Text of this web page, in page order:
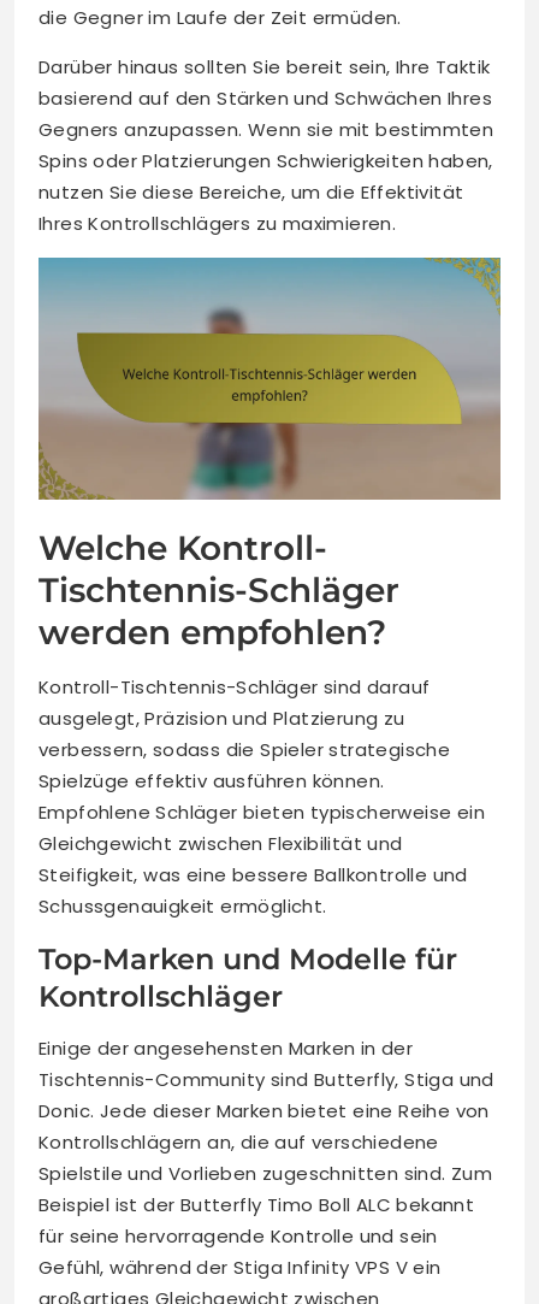
die Gegner im Laufe der Zeit ermüden.
Darüber hinaus sollten Sie bereit sein, Ihre Taktik
basierend auf den Stärken und Schwächen Ihres
Gegners anzupassen. Wenn sie mit bestimmten
Spins oder Platzierungen Schwierigkeiten haben,
nutzen Sie diese Bereiche, um die Effektivität
Ihres Kontrollschlägers zu maximieren.
Welche Kontroll-
Tischtennis-Schläger
werden empfohlen?
Kontroll-Tischtennis-Schläger sind darauf
ausgelegt, Präzision und Platzierung zu
verbessern, sodass die Spieler strategische
Spielzüge effektiv ausführen können.
Empfohlene Schläger bieten typischerweise ein
Gleichgewicht zwischen Flexibilität und
Steifigkeit, was eine bessere Ballkontrolle und
Schussgenauigkeit ermöglicht.
Top-Marken und Modelle für
Kontrollschläger
Einige der angesehensten Marken in der
Tischtennis-Community sind Butterfly, Stiga und
Donic. Jede dieser Marken bietet eine Reihe von
Kontrollschlägern an, die auf verschiedene
Spielstile und Vorlieben zugeschnitten sind. Zum
Beispiel ist der Butterfly Timo Boll ALC bekannt
für seine hervorragende Kontrolle und sein
Gefühl, während der Stiga Infinity VPS V ein